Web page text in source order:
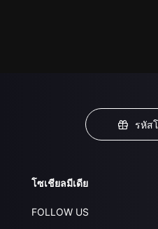
รหัส
โซเชียลมีเดีย
FOLLOW US